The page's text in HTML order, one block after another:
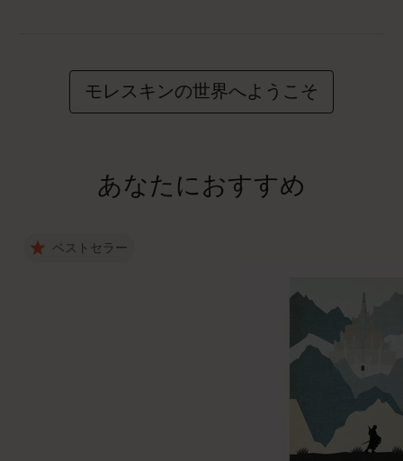
モレスキンの世界へようこそ
あなたにおすすめ
ベストセラー